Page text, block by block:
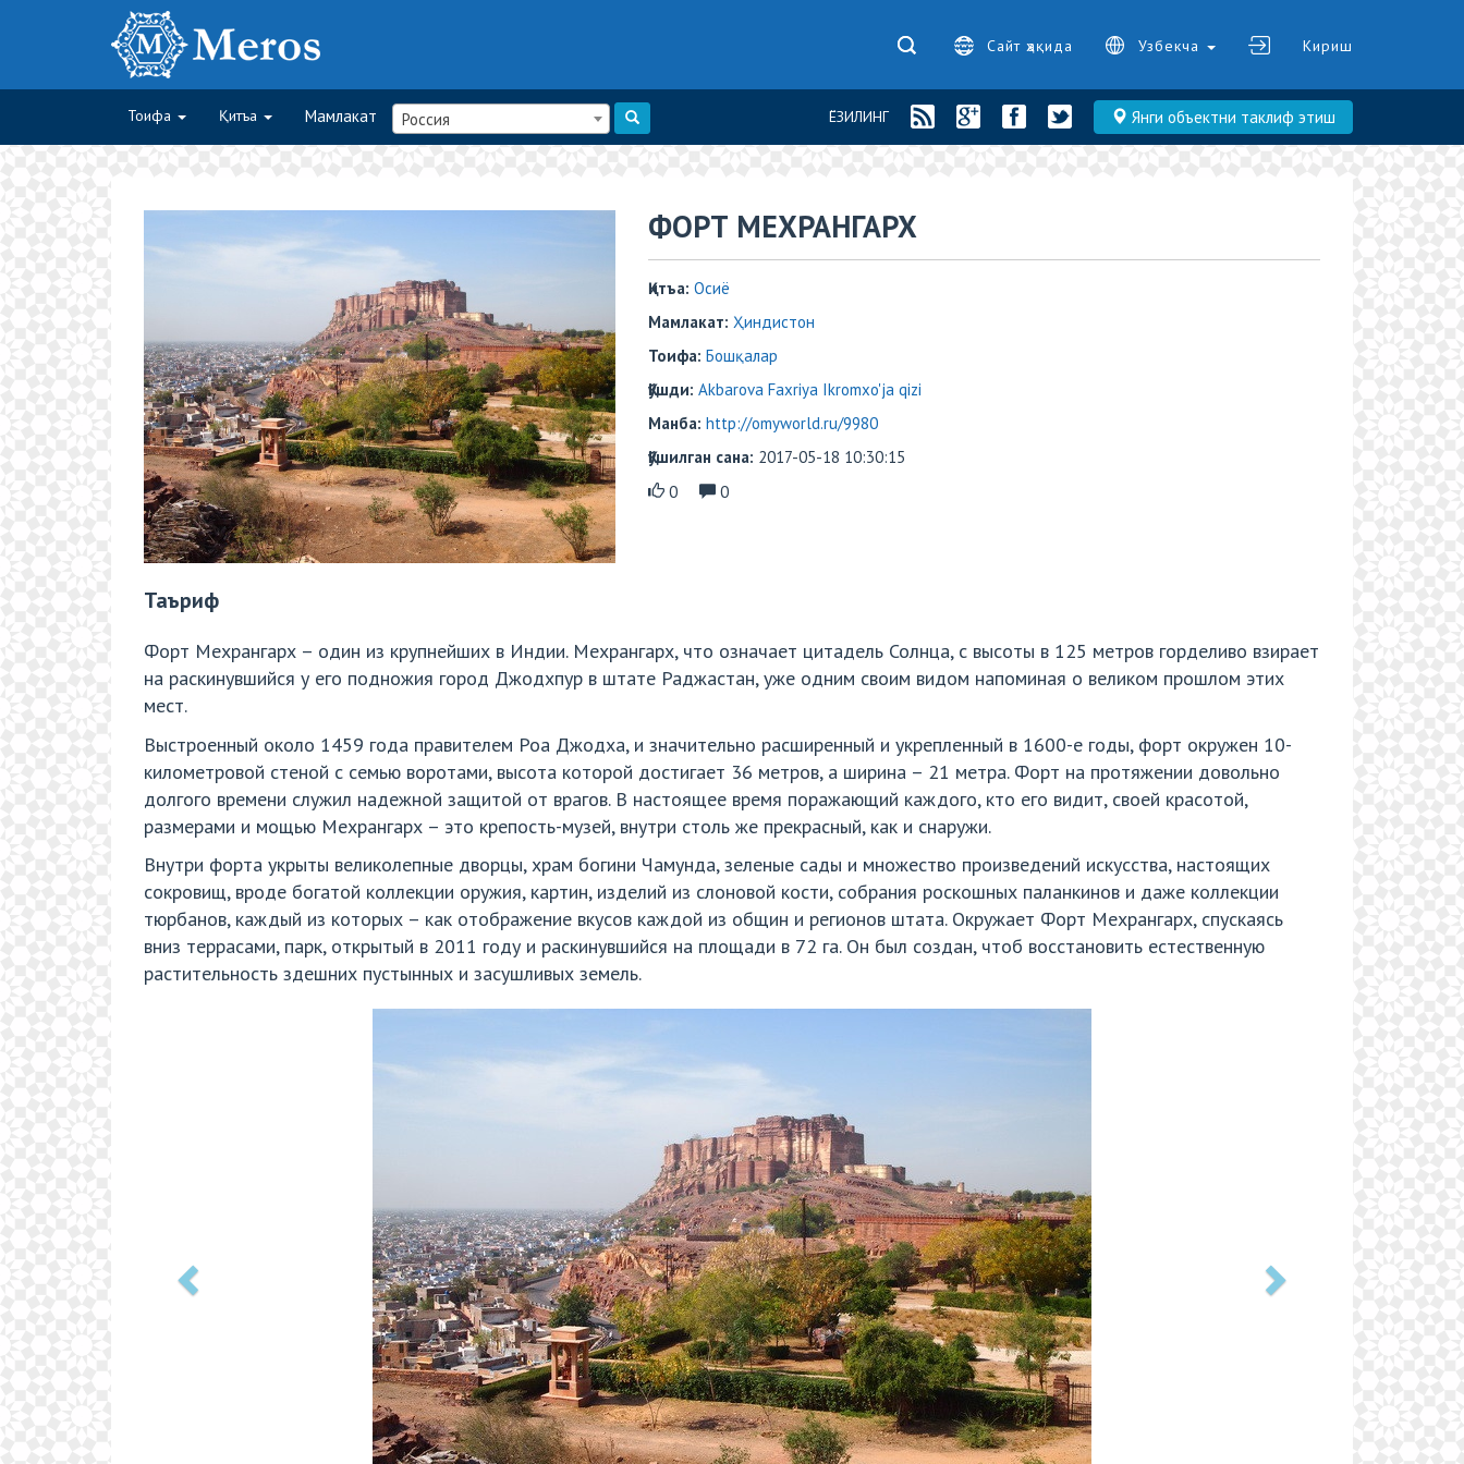
Сайт ҳақида Узбекча Кириш
Тоифа Қитъа Мамлакат Россия Янги объектни таклиф этиш
ЁЗИЛИНГ
ФОРТ МЕХРАНГАРХ
Қитъа: Осиё
Мамлакат: Ҳиндистон
Тоифа: Бошқалар
Қўшди: Akbarova Faxriya Ikromxo'ja qizi
Манба: http://omyworld.ru/9980
Қўшилган сана: 2017-05-18 10:30:15
0
0
Таъриф
Форт Мехрангарх – один из крупнейших в Индии. Мехрангарх, что означает цитадель Солнца, с высоты в 125 метров горделиво взирает
на раскинувшийся у его подножия город Джодхпур в штате Раджастан, уже одним своим видом напоминая о великом прошлом этих
мест.
Выстроенный около 1459 года правителем Роа Джодха, и значительно расширенный и укрепленный в 1600-е годы, форт окружен 10-
километровой стеной с семью воротами, высота которой достигает 36 метров, а ширина – 21 метра. Форт на протяжении довольно
долгого времени служил надежной защитой от врагов. В настоящее время поражающий каждого, кто его видит, своей красотой,
размерами и мощью Мехрангарх – это крепость-музей, внутри столь же прекрасный, как и снаружи.
Внутри форта укрыты великолепные дворцы, храм богини Чамунда, зеленые сады и множество произведений искусства, настоящих
сокровищ, вроде богатой коллекции оружия, картин, изделий из слоновой кости, собрания роскошных паланкинов и даже коллекции
тюрбанов, каждый из которых – как отображение вкусов каждой из общин и регионов штата. Окружает Форт Мехрангарх, спускаясь
вниз террасами, парк, открытый в 2011 году и раскинувшийся на площади в 72 га. Он был создан, чтоб восстановить естественную
растительность здешних пустынных и засушливых земель.